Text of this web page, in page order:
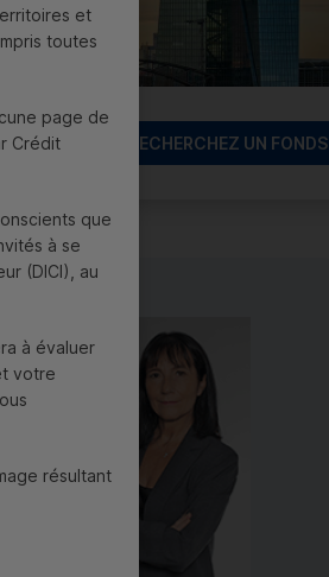
RECHERCHEZ UN FONDS
et
toutes
page de
Crédit
que
à se
(DICI), au
à évaluer
votre
résultant